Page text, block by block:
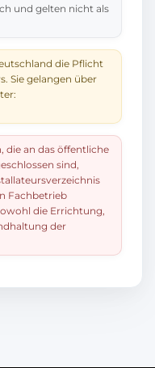
und gelten nicht als
die Pflicht
Sie gelangen über
die an das öffentliche
sind,
Fachbetrieb
die Errichtung,
der